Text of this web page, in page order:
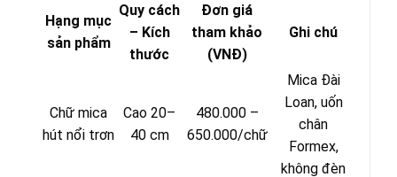
Hạng mục
sản phẩm
Quy cách
– Kích
thước
Đơn giá
tham khảo
(VNĐ)
Ghi chú
Chữ mica
hút nổi trơn
Cao 20–
40 cm
480.000 –
650.000/chữ
Mica Đài
Loan, uốn
chân
Formex,
không đèn